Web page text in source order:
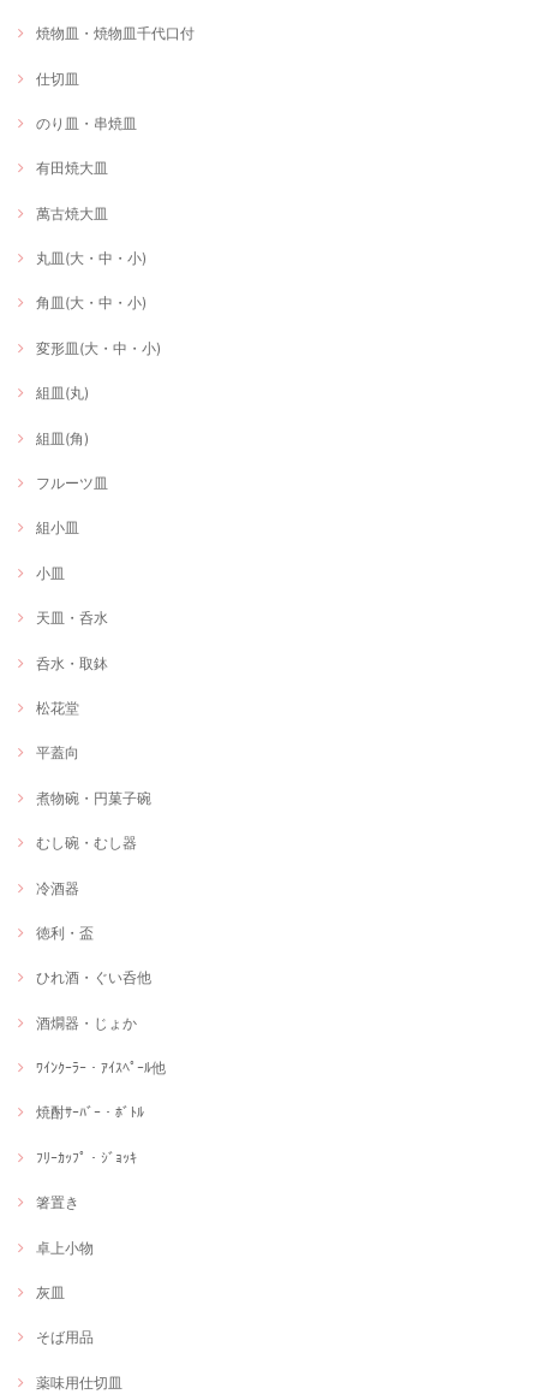
焼物皿・焼物皿千代口付
仕切皿
のり皿・串焼皿
有田焼大皿
萬古焼大皿
丸皿(大・中・小)
角皿(大・中・小)
変形皿(大・中・小)
組皿(丸)
組皿(角)
フルーツ皿
組小皿
小皿
天皿・呑水
呑水・取鉢
松花堂
平蓋向
煮物碗・円菓子碗
むし碗・むし器
冷酒器
徳利・盃
ひれ酒・ぐい呑他
酒燗器・じょか
ﾜｲﾝｸｰﾗｰ・ｱｲｽﾍﾟｰﾙ他
焼酎ｻｰﾊﾞｰ・ﾎﾞﾄﾙ
ﾌﾘｰｶｯﾌﾟ・ｼﾞｮｯｷ
箸置き
卓上小物
灰皿
そば用品
薬味用仕切皿